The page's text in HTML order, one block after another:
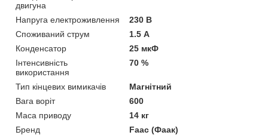
двигуна
Напруга електроживлення
230 В
Споживаний струм
1.5 А
Конденсатор
25 мкФ
Інтенсивність
використання
70 %
Тип кінцевих вимикачів
Магнітний
Вага воріт
600
Маса приводу
14 кг
Бренд
Faaс (Фаак)